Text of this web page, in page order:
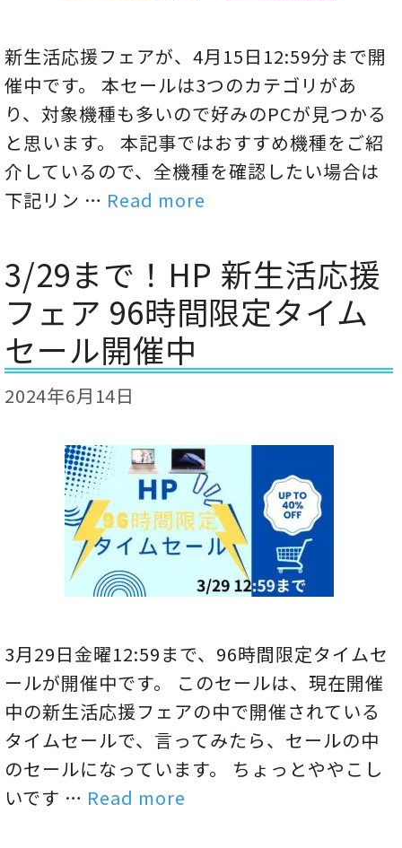
新生活応援フェアが、4月15日12:59分まで開
催中です。 本セールは3つのカテゴリがあ
り、対象機種も多いので好みのPCが見つかる
と思います。 本記事ではおすすめ機種をご紹
介しているので、全機種を確認したい場合は
下記リン … Read more
3/29まで！HP 新生活応援
フェア 96時間限定タイム
セール開催中
2024年6月14日
3月29日金曜12:59まで、96時間限定タイムセ
ールが開催中です。 このセールは、現在開催
中の新生活応援フェアの中で開催されている
タイムセールで、言ってみたら、セールの中
のセールになっています。 ちょっとややこし
いです … Read more